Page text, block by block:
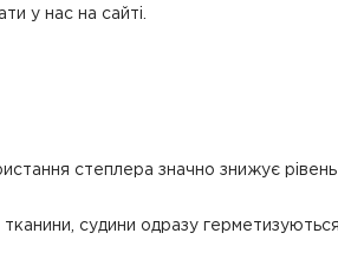
у нас на сайті.
степлера значно знижує
судини одразу